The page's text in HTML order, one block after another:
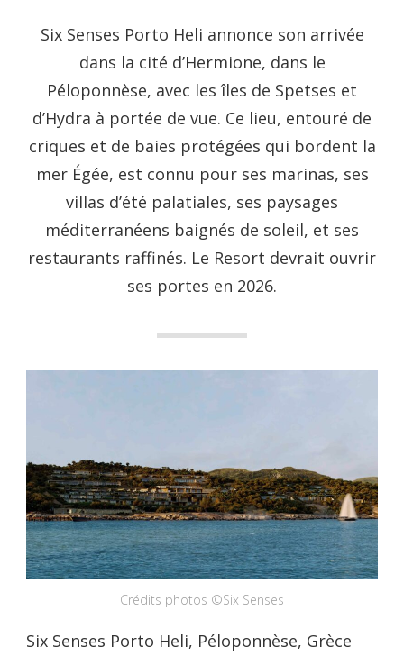
Six Senses Porto Heli annonce son arrivée
dans la cité d’Hermione, dans le
Péloponnèse, avec les îles de Spetses et
d’Hydra à portée de vue. Ce lieu, entouré de
criques et de baies protégées qui bordent la
mer Égée, est connu pour ses marinas, ses
villas d’été palatiales, ses paysages
méditerranéens baignés de soleil, et ses
restaurants raffinés. Le Resort devrait ouvrir
ses portes en 2026.
Crédits photos ©Six Senses
Six Senses Porto Heli, Péloponnèse, Grèce